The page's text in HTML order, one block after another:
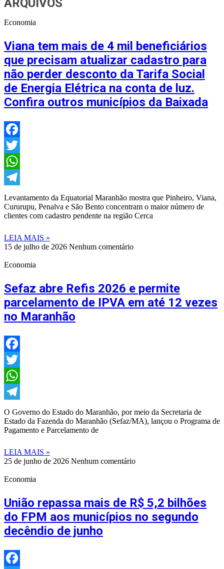
ARQUIVOS
Economia
Viana tem mais de 4 mil beneficiários
que precisam atualizar cadastro para
não perder desconto da Tarifa Social
de Energia Elétrica na conta de luz.
Confira outros municípios da Baixada
Facebook
Twitter
WhatsApp
Telegram
Levantamento da Equatorial Maranhão mostra que Pinheiro, Viana,
Cururupu, Penalva e São Bento concentram o maior número de
clientes com cadastro pendente na região Cerca
LEIA MAIS »
15 de julho de 2026 Nenhum comentário
Economia
Sefaz abre Refis 2026 e permite
parcelamento de IPVA em até 12 vezes
no Maranhão
Facebook
Twitter
WhatsApp
Telegram
O Governo do Estado do Maranhão, por meio da Secretaria de
Estado da Fazenda do Maranhão (Sefaz/MA), lançou o Programa de
Pagamento e Parcelamento de
LEIA MAIS »
25 de junho de 2026 Nenhum comentário
Economia
União repassa mais de R$ 5,2 bilhões
do FPM aos municípios no segundo
decêndio de junho